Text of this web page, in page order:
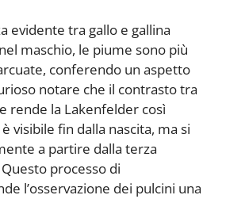
evidente tra gallo e gallina
maschio, le piume sono più
conferendo un aspetto
notare che il contrasto tra
rende la Lakenfelder così
visibile fin dalla nascita, ma si
a partire dalla terza
processo di
l’osservazione dei pulcini una